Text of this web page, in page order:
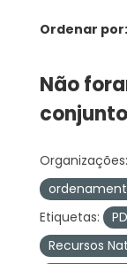
Ordenar por
Não
Organizações:
Etiquetas:
Recursos